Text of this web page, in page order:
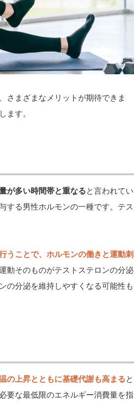
さまざまなメリットが期待できま
ます。
が多い時間帯と重なると言われてい
する男性ホルモンの一種です。テス
うことで、ホルモンの働きと運動刺
動そのものがテストステロンの分泌
の分泌を維持しやすくなる可能性も
の上昇とともに基礎代謝も高まると
要な最低限のエネルギー消費量を指